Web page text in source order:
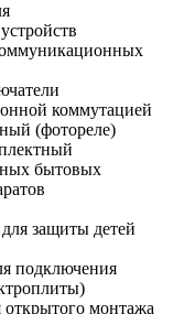
коммутацией
(фотореле)
бытовых
защиты детей
подключения
монтажа